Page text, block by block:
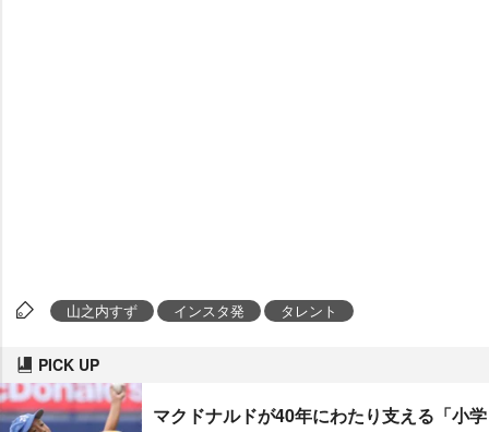
山之内すず インスタ発 タレント
PICK UP
マクドナルドが40年にわたり支える「小学